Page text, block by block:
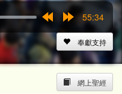
Rewind
15s
15s
55:34
奉獻支持
網上聖經